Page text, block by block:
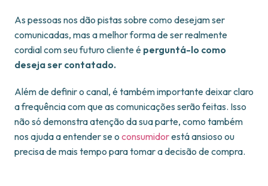
As pessoas nos dão pistas sobre como desejam ser
comunicadas, mas a melhor forma de ser realmente
cordial com seu futuro cliente é perguntá-lo como
deseja ser contatado.
Além de definir o canal, é também importante deixar claro
a frequência com que as comunicações serão feitas. Isso
não só demonstra atenção da sua parte, como também
nos ajuda a entender se o consumidorestá ansioso ou
precisa de mais tempo para tomar a decisão de compra.